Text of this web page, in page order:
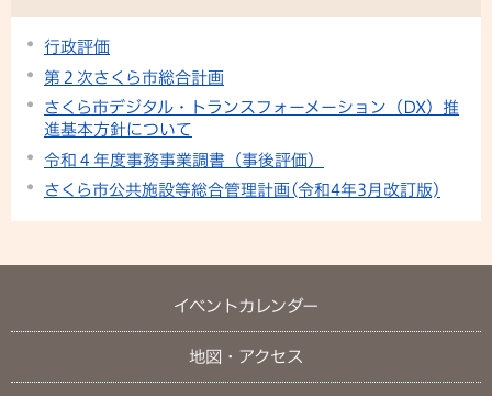
行政評価
第２次さくら市総合計画
さくら市デジタル・トランスフォーメーション（DX）推
進基本方針について
令和４年度事務事業調書（事後評価）
さくら市公共施設等総合管理計画(令和4年3月改訂版)
イベントカレンダー
地図・アクセス